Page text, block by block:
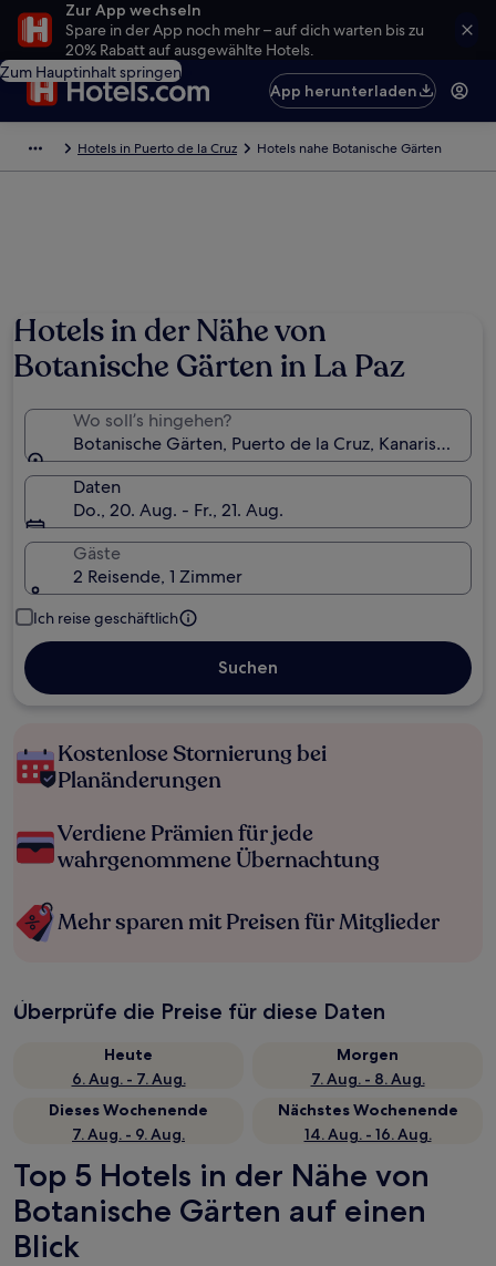
Zur App wechseln
Spare in der App noch mehr – auf dich warten bis zu
20% Rabatt auf ausgewählte Hotels.
Zum Hauptinhalt springen
App herunterladen
Hotels in Puerto de la Cruz Hotels nahe Botanische Gärten
Hotels in der Nähe von
Botanische Gärten in La Paz
Wo soll’s hingehen?
Botanische Gärten, Puerto de la Cruz, Kanarische
Daten
Do., 20. Aug. - Fr., 21. Aug.
Gäste
2 Reisende, 1 Zimmer
Ich reise geschäftlich
Suchen
Kostenlose Stornierung bei
Planänderungen
Verdiene Prämien für jede
wahrgenommene Übernachtung
Mehr sparen mit Preisen für Mitglieder
Überprüfe die Preise für diese Daten
Heute
6. Aug. - 7. Aug.
Morgen
7. Aug. - 8. Aug.
Dieses Wochenende
7. Aug. - 9. Aug.
Nächstes Wochenende
14. Aug. - 16. Aug.
Top 5 Hotels in der Nähe von
Botanische Gärten auf einen
Blick